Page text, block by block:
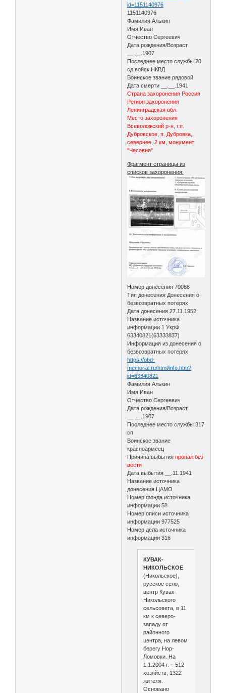
id=1151140976
1151140976
Фамилия Алькин
Имя Иван
Отчество Сергеевич
Дата рождения/Возраст
__.__.1907
Последнее место службы 20
сд войск НКВД
Воинское звание рядовой
Дата смерти __.__.1941
Страна захоронения Россия
Регион захоронения
Ленинградская обл.
Место захоронения
Всеволожский р-н, г.п.
Дубровское, п. Дубровка,
севернее, 2 км, монумент
"Часовня"
Фрагмент страницы из
списков захоронения:
Номер донесения 70088
Тип донесения Донесения о
безвозвратных потерях
Дата донесения 27.11.1952
Название источника
информации 1 УкрФ
63340821(63333837)
Информация из донесения о
безвозвратных потерях
https://obd-
memorial.ru/html/info.htm?
id=63340821
Фамилия Алькин
Имя Иван
Отчество Сергеевич
Дата рождения/Возраст
__.__.1907
Последнее место службы 317
сп
Воинское звание
красноармеец
Причина выбытияпропал без
вести
Дата выбытия __.11.1941
Название источника
донесения ЦАМО
Номер фонда источника
информации 58
Номер описи источника
информации 977525
Номер дела источника
информации 316
КУВАК-
НИКОЛЬСКОЕ
(Никольское),
русское село,
центр Кувак-
Никольского
сельсовета, в 11
км к северо-
западу от
районного
центра, на левом
берегу Нор-
Ломовки. На
1.1.2004 г. – 512
хозяйств, 1322
жителя.
Основано